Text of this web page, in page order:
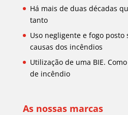
Há mais de duas décadas
tanto
Uso negligente e fogo
causas dos incêndios
Utilização de uma BIE.
de incêndio
As nossas marcas